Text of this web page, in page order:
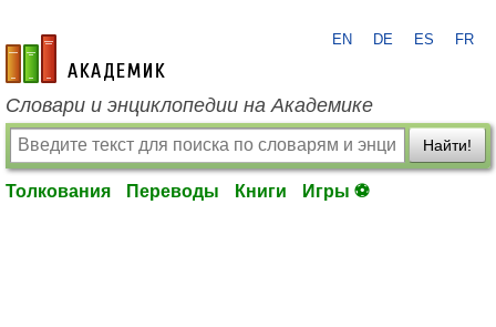
academic.ru
EN DE ES FR
Словари и энциклопедии на Академике
Найти!
Толкования Переводы Книги Игры ⚽